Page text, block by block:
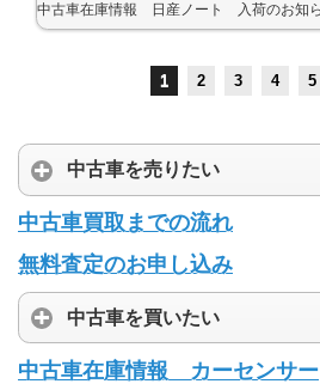
1 2 3 4 5
中古車を売りたい
中古車買取までの流れ
無料査定のお申し込み
中古車を買いたい
中古車在庫情報 カーセンサー